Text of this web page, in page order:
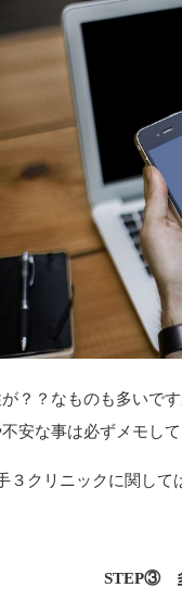
？？なものも多いで
安な事は必ずメモし
３クリニックに関して
STEP③